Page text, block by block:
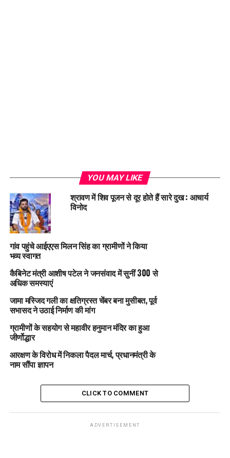
YOU MAY LIKE
श्रावण में शिव पूजन से दूर होते हैं सारे दुख : आचार्य
विनोद
गांव पहुंचे आईएएस मिलन सिंह का ग्रामीणों ने किया
भव्य स्वागत
कैबिनेट मंत्री आशीष पटेल ने जनसंवाद में सुनीं 300 से
अधिक समस्याएं
जामा मस्जिद गली का क्षतिग्रस्त चेंबर बना मुसीबत, पूर्व
सभासद ने उठाई निर्माण की मांग
ग्रामीणों के सहयोग से महावीर हनुमान मंदिर का हुआ
जीर्णोद्धार
आरक्षण के विरोध में निकला पैदल मार्च, प्रधानमंत्री के
नाम सौंपा ज्ञापन
CLICK TO COMMENT
ADVERTISEMENT